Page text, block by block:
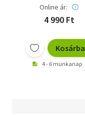
Online ár:
4 990 Ft
Kosárba
4 - 6 munkanap